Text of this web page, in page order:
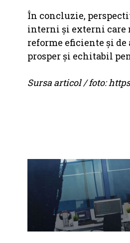
În concluzie,
interni și externi care
reforme eficiente și
prosper și echitabil
Sursa articol / foto: